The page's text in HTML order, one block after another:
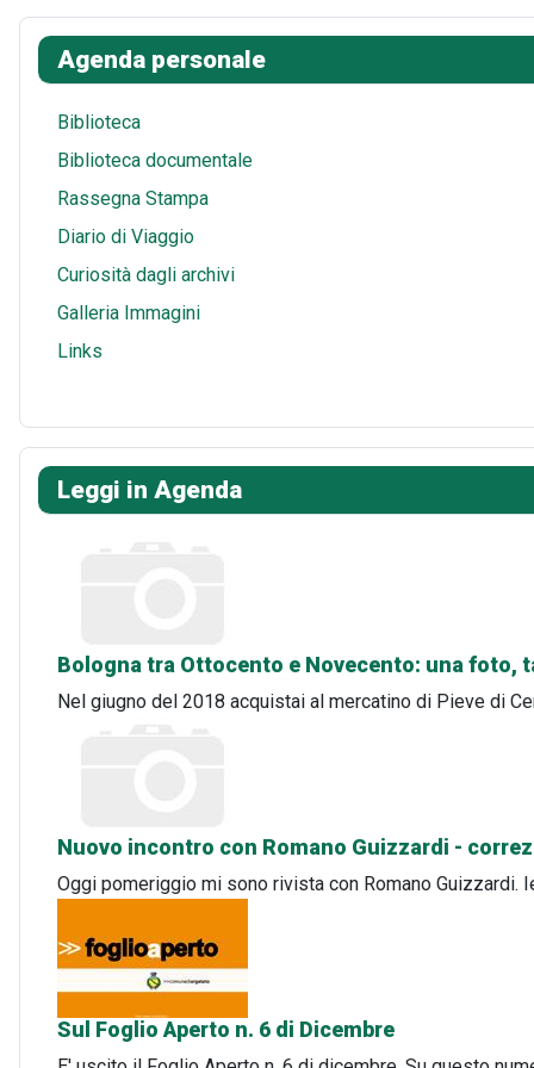
k
e
s
t
t
s
A
p
p
i
l
a
r
e
Agenda personale
Biblioteca
Biblioteca documentale
Rassegna Stampa
Diario di Viaggio
Curiosità dagli archivi
Galleria Immagini
Links
Leggi in Agenda
Bologna tra Ottocento e Novecento: una foto,
Nel giugno del 2018 acquistai al mercatino di Pieve di
Nuovo incontro con Romano Guizzardi -
Oggi pomeriggio mi sono rivista con Romano
Sul Foglio Aperto n. 6 di Dicembre